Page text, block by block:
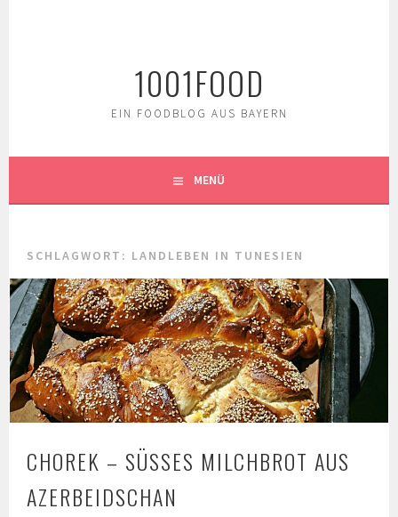
1001FOOD
EIN FOODBLOG AUS BAYERN
MENÜ
SCHLAGWORT: LANDLEBEN IN TUNESIEN
CHOREK – SÜSSES MILCHBROT AUS A
ZERBEIDSCHAN